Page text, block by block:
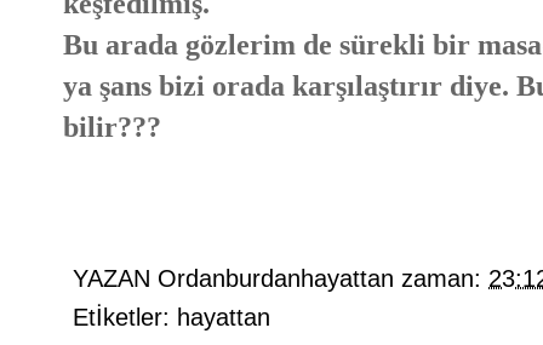
Bu arada gözlerim de sürekli bir
ya şans bizi orada karşılaştırır diye.
bilir???
YAZAN Ordanburdanhayattan zaman:
Etİketler: hayattan